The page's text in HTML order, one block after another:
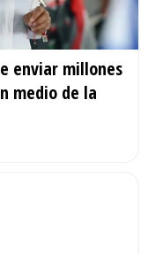
enviar millones
medio de la